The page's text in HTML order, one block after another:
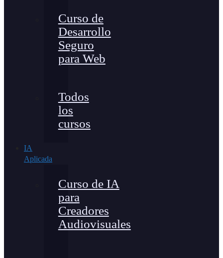
Curso de
Desarrollo
Seguro
para Web
Todos
los
cursos
IA
Aplicada
Curso de IA
para
Creadores
Audiovisuales